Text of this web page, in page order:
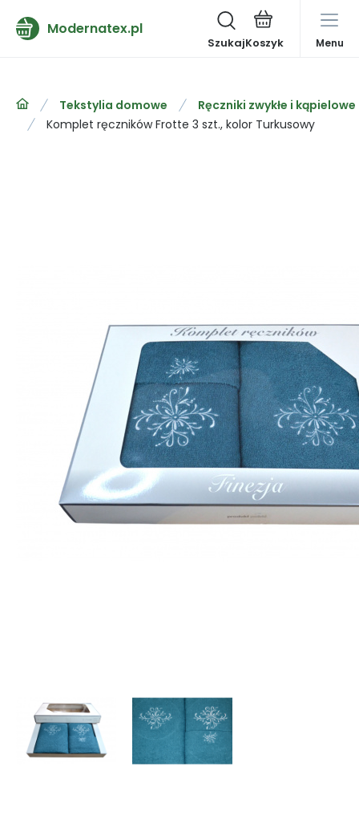
Modernatex.pl
Szukaj Menu
Tekstylia domowe
Ręczniki zwykłe i kąpielowe
Komplet ręczników Frotte 3 szt., kolor Turkusowy